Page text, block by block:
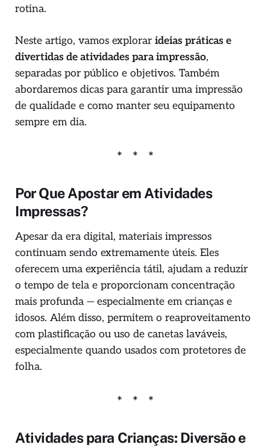
rotina.
Neste artigo, vamos explorar ideias práticas e
divertidas de atividades para impressão,
separadas por público e objetivos. Também
abordaremos dicas para garantir uma impressão
de qualidade e como manter seu equipamento
sempre em dia.
Por Que Apostar em Atividades
Impressas?
Apesar da era digital, materiais impressos
continuam sendo extremamente úteis. Eles
oferecem uma experiência tátil, ajudam a reduzir
o tempo de tela e proporcionam concentração
mais profunda — especialmente em crianças e
idosos. Além disso, permitem o reaproveitamento
com plastificação ou uso de canetas laváveis,
especialmente quando usados com protetores de
folha.
Atividades para Crianças: Diversão e